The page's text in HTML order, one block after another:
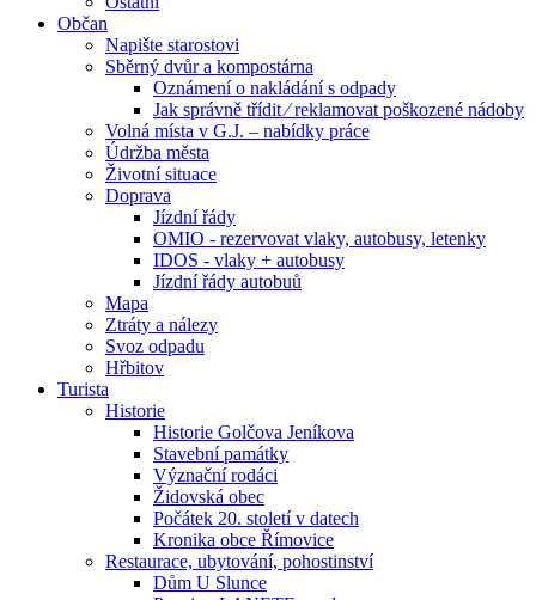
Občan
Napište starostovi
Sběrný dvůr a kompostárna
Oznámení o nakládání s odpady
Jak správně třídit ⁄ reklamovat poškozené nádoby
Volná místa v G.J. – nabídky práce
Údržba města
Životní situace
Doprava
Jízdní řády
OMIO - rezervovat vlaky, autobusy, letenky
IDOS - vlaky + autobusy
Jízdní řády autobuů
Mapa
Ztráty a nálezy
Svoz odpadu
Hřbitov
Turista
Historie
Historie Golčova Jeníkova
Stavební památky
Význační rodáci
Židovská obec
Počátek 20. století v datech
Kronika obce Římovice
Restaurace, ubytování, pohostinství
Dům U Slunce